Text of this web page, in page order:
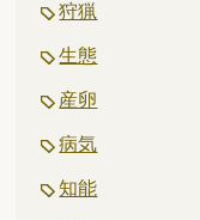
狩猟
生態
産卵
病気
知能